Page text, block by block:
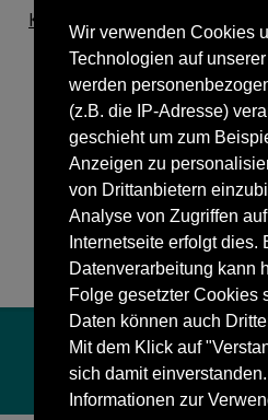
Wir verwenden Cookies
Technologien auf
werden
(z.B. die IP-Adresse)
geschieht um zum
Anzeigen zu
von Drittanbietern
Analyse von Zugriffen
Internetseite erfolgt dies.
Datenverarbeitung kann
Folge gesetzter Cookies
Daten können auch
Mit dem Klick auf
sich damit
Informationen zur
Konzert mit Big Band und